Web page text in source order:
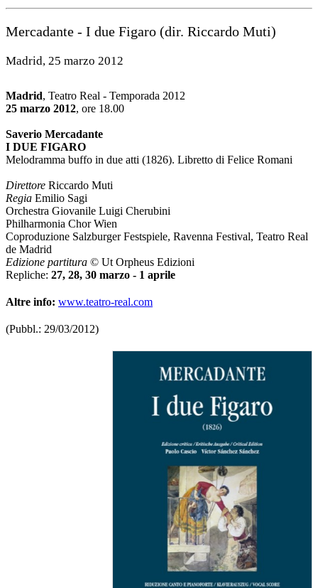
Mercadante - I due Figaro (dir. Riccardo Muti)
Madrid, 25 marzo 2012
Madrid, Teatro Real - Temporada 2012
25 marzo 2012, ore 18.00
Saverio Mercadante
I DUE FIGARO
Melodramma buffo in due atti (1826). Libretto di Felice Romani
Direttore Riccardo Muti
Regia Emilio Sagi
Orchestra Giovanile Luigi Cherubini
Philharmonia Chor Wien
Coproduzione Salzburger Festspiele, Ravenna Festival, Teatro Real
de Madrid
Edizione partitura © Ut Orpheus Edizioni
Repliche: 27, 28, 30 marzo - 1 aprile
Altre info: www.teatro-real.com
(Pubbl.: 29/03/2012)